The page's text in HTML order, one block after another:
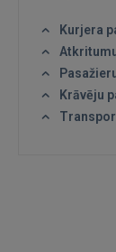
Kurjera
Krāvēju